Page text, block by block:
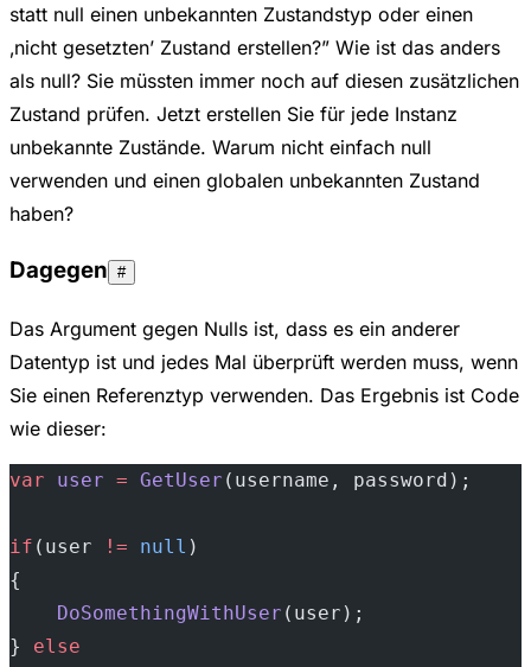
statt null einen unbekannten Zustandstyp oder einen
‚nicht gesetzten’ Zustand erstellen?” Wie ist das anders
als null? Sie müssten immer noch auf diesen zusätzlichen
Zustand prüfen. Jetzt erstellen Sie für jede Instanz
unbekannte Zustände. Warum nicht einfach null
verwenden und einen globalen unbekannten Zustand
haben?
Dagegen #
Das Argument gegen Nulls ist, dass es ein anderer
Datentyp ist und jedes Mal überprüft werden muss, wenn
Sie einen Referenztyp verwenden. Das Ergebnis ist Code
wie dieser:
var user = GetUser (username, password);
if (user != null )
{
    DoSomethingWithUser
(user);
} else